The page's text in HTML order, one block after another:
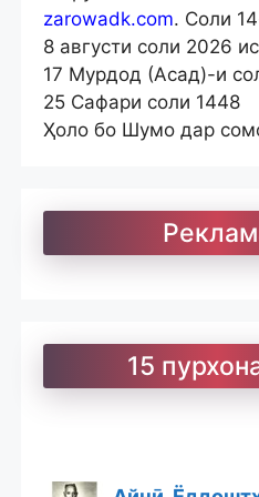
zarowadk.com. Соли
8 августи соли 2026
17 Мурдод (Асад)-и
25 Сафари соли 1448
Ҳоло бо Шумо дар
15